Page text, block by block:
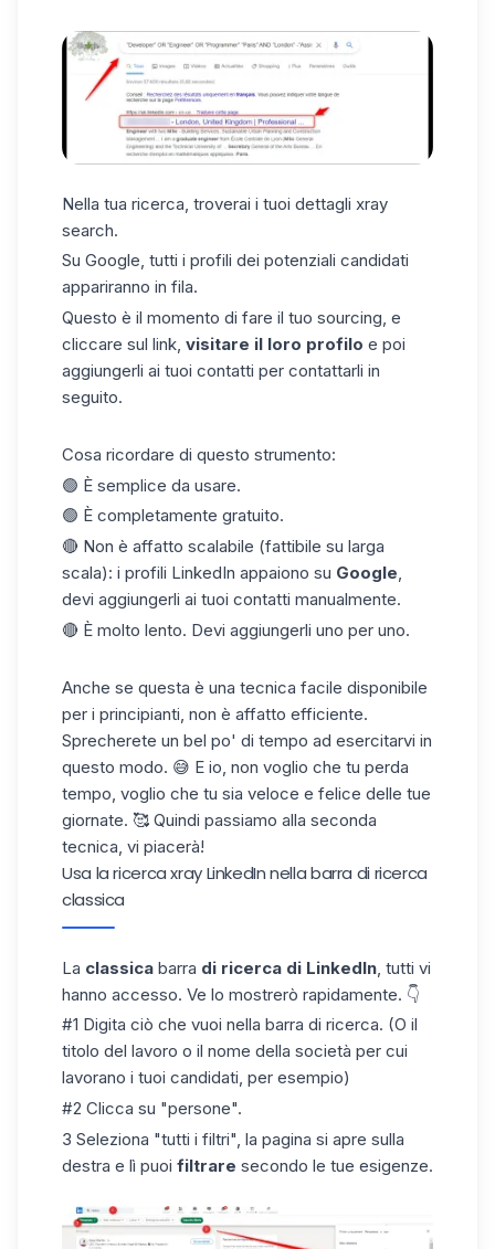
Nella tua ricerca, troverai i tuoi dettagli xray
search.
Su Google, tutti i profili dei potenziali candidati
appariranno in fila.
Questo è il momento di fare il tuo sourcing, e
cliccare sul link, visitare il loro profilo e poi
aggiungerli ai tuoi contatti per contattarli in
seguito.
Cosa ricordare di questo strumento:
🟢 È semplice da usare.
🟢 È completamente gratuito.
🔴 Non è affatto scalabile (fattibile su larga
scala): i profili LinkedIn appaiono su Google,
devi aggiungerli ai tuoi contatti manualmente.
🔴 È molto lento. Devi aggiungerli uno per uno.
Anche se questa è una tecnica facile disponibile
per i principianti, non è affatto efficiente.
Sprecherete un bel po' di tempo ad esercitarvi in
questo modo. 😅 E io, non voglio che tu perda
tempo, voglio che tu sia veloce e felice delle tue
giornate. 🥰 Quindi passiamo alla seconda
tecnica, vi piacerà!
Usa la ricerca xray LinkedIn nella barra di ricerca
classica
La classica barra di ricerca di LinkedIn , tutti vi
hanno accesso. Ve lo mostrerò rapidamente. 👇
#1 Digita ciò che vuoi nella barra di ricerca. (O il
titolo del lavoro o il nome della società per cui
lavorano i tuoi candidati, per esempio)
#2 Clicca su "persone".
3 Seleziona "tutti i filtri", la pagina si apre sulla
destra e lì puoi filtrare secondo le tue esigenze.